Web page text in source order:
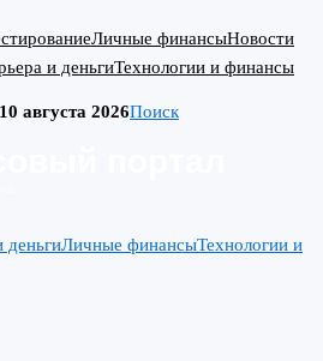
Личные финансыНовости
и деньгиТехнологии и финансы
10 августа 2026Поиск
деньгиЛичные финансыТехнологии и